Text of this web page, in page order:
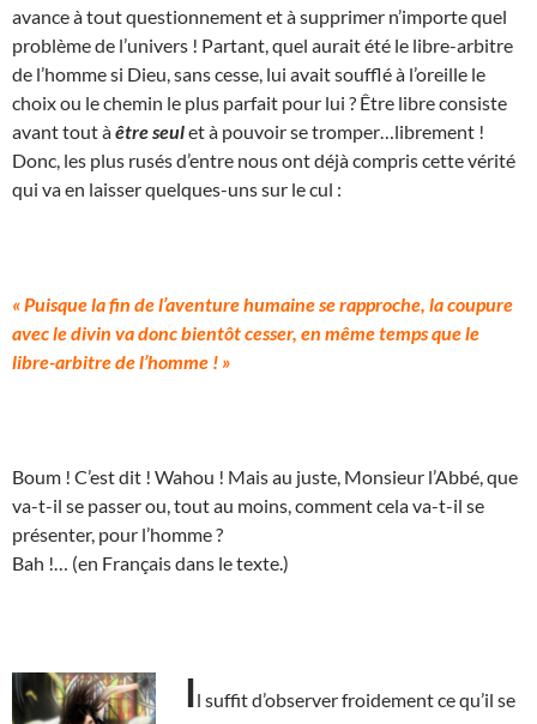
avance à tout questionnement et à supprimer n’importe quel
problème de l’univers ! Partant, quel aurait été le libre-arbitre
de l’homme si Dieu, sans cesse, lui avait soufflé à l’oreille le
choix ou le chemin le plus parfait pour lui ? Être libre consiste
avant tout àêtre seulet à pouvoir se tromper…librement !
Donc, les plus rusés d’entre nous ont déjà compris cette vérité
qui va en laisser quelques-uns sur le cul :
« Puisque la fin de l’aventure humaine se rapproche, la coupure
avec le divin va donc bientôt cesser, en même temps que le
libre-arbitre de l’homme ! »
Boum ! C’est dit ! Wahou ! Mais au juste, Monsieur l’Abbé, que
va-t-il se passer ou, tout au moins, comment cela va-t-il se
présenter, pour l’homme ?
Bah !… (en Français dans le texte.)
Il suffit d’observer froidement ce qu’il se